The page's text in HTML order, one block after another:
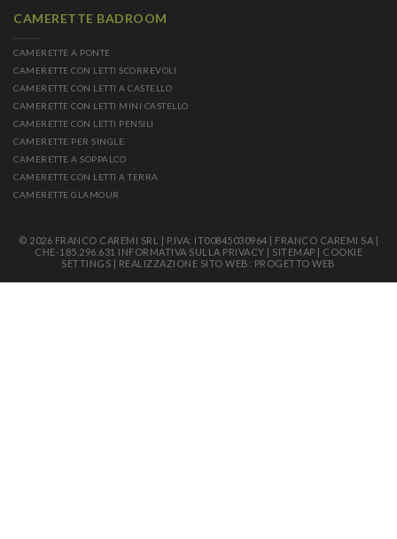
CAMERETTE BADROOM
CAMERETTE A PONTE
CAMERETTE CON LETTI SCORREVOLI
CAMERETTE CON LETTI A CASTELLO
CAMERETTE CON LETTI MINI CASTELLO
CAMERETTE CON LETTI PENSILI
CAMERETTE PER SINGLE
CAMERETTE A SOPPALCO
CAMERETTE CON LETTI A TERRA
CAMERETTE GLAMOUR
© 2026 FRANCO CAREMI SRL | P.IVA: IT00845030964 | FRANCO CAREMI SA |
CHE-185.296.631 INFORMATIVA SULLA PRIVACY SITEMAP
COOKIE
SETTINGS
REALIZZAZIONE SITO WEB: PROGETTO WEB